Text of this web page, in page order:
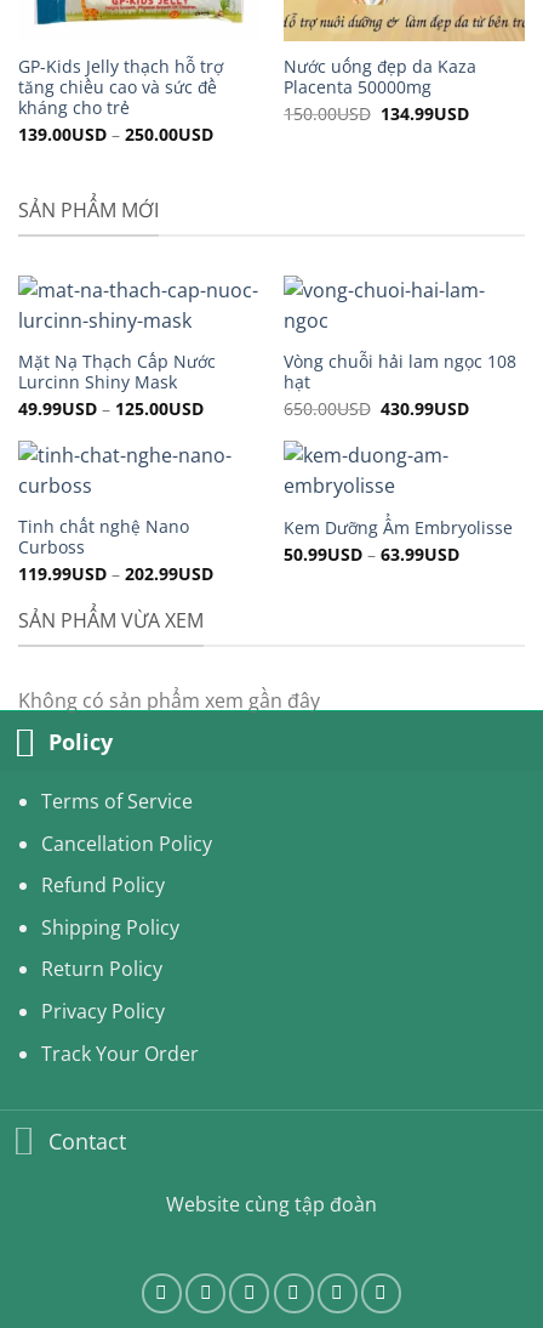
GP-Kids Jelly thạch hỗ trợ
tăng chiều cao và sức đề
kháng cho trẻ
139.00USD– 250.00USD
Nước uống đẹp da Kaza
Placenta 50000mg
150.00USD Original
134.99USDCurrent
SẢN PHẨM MỚI
Mặt Nạ Thạch Cấp Nước
Lurcinn Shiny Mask
49.99USD– 125.00USD
Vòng chuỗi hải lam ngọc 108
hạt
650.00USD Original
650.00USD.
430.99USDCurrent
Tinh chất nghệ Nano
Curboss
119.99USD– 202.99USD
Kem Dưỡng Ẩm Embryolisse
50.99USD– 63.99USD
SẢN PHẨM VỪA XEM
Không có sản phẩm xem gần đây
Policy
Terms of Service
Cancellation Policy
Refund Policy
Shipping Policy
Return Policy
Privacy Policy
Track Your Order
Contact
Website cùng tập đoàn